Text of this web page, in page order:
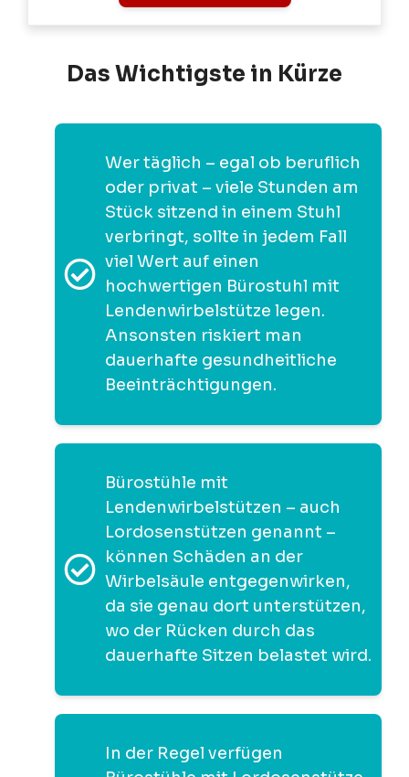
Das Wichtigste in Kürze
Wer täglich – egal ob beruflich
oder privat – viele Stunden am
Stück sitzend in einem Stuhl
verbringt, sollte in jedem Fall
viel Wert auf einen
hochwertigen Bürostuhl mit
Lendenwirbelstütze legen.
Ansonsten riskiert man
dauerhafte gesundheitliche
Beeinträchtigungen.
Bürostühle mit
Lendenwirbelstützen – auch
Lordosenstützen genannt –
können Schäden an der
Wirbelsäule entgegenwirken,
da sie genau dort unterstützen,
wo der Rücken durch das
dauerhafte Sitzen belastet wird.
In der Regel verfügen